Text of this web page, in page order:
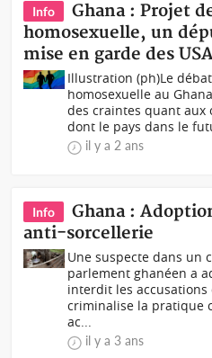
Info
Ghana : Projet
homosexuelle, un
mise en garde des
Illustration (ph)Le
homosexuelle au
des craintes quant
dont le pays dans le
il y a 2 ans
Info
Ghana :
anti-sorcellerie
Une suspecte dans un
parlement ghanéen a
interdit les
criminalise la pratique
ac...
il y a 3 ans